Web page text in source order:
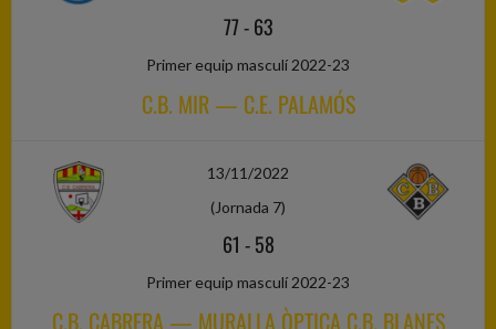
77-63
Primer equip masculí 2022-23
C.B. MIR — C.E. PALAMÓS
13/11/2022
(Jornada 7)
61 -58
Primer equip masculí 2022-23
C.B. CABRERA — MURALLA ÒPTICA C.B. BLANES